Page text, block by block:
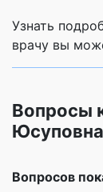
Узнать
врачу вы
Вопросы
Юсуповна
Вопросов